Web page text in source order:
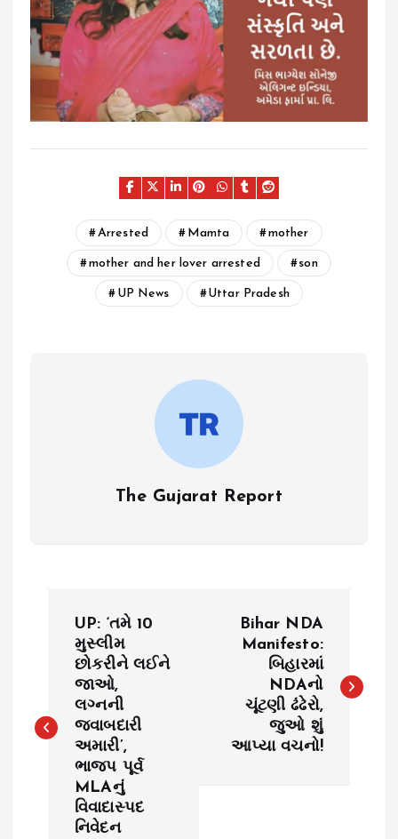
Arrested Mamta mother
mother and her lover arrested son
UP News Uttar Pradesh
The Gujarat Report
t
UP: ‘તમે 10
મુસ્લીમ
છોકરીને લઈને
જાઓ,
લગ્નની
જવાબદારી
અમારી’,
ભાજપ પૂર્વ
MLAનું
વિવાદાસ્પદ
નિવેદન
Bihar NDA
Manifesto:
બિહારમાં
NDAનો
ચૂંટણી ઢંઢેરો,
જુઓ શું
આપ્યા વચનો!